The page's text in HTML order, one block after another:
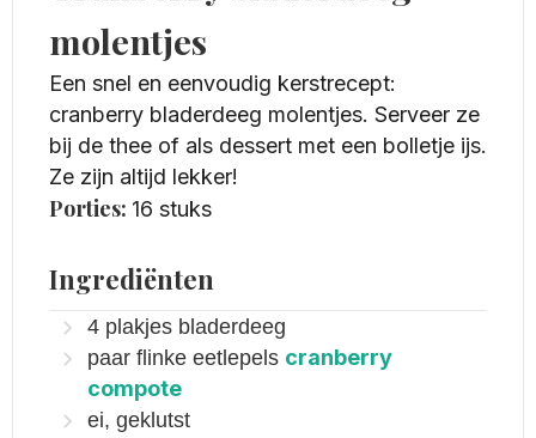
molentjes
Een snel en eenvoudig kerstrecept:
cranberry bladerdeeg molentjes. Serveer ze
bij de thee of als dessert met een bolletje ijs.
Ze zijn altijd lekker!
Porties: 16 stuks
Ingrediënten
4 plakjes bladerdeeg
paar flinke eetlepels cranberry
compote
ei, geklutst